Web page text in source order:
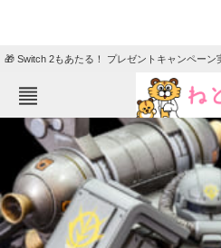
🎁 Switch 2もあたる！ プレゼントキャンペーン
ねとらぼメニュー
エンタメ ク
グルメ 地